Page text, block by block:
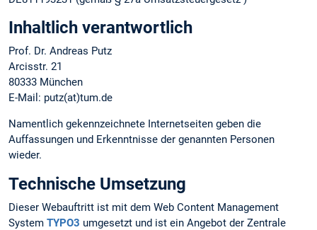
Inhaltlich verantwortlich
Prof. Dr. Andreas Putz
Arcisstr. 21
80333 München
E-Mail: putz(at)tum.de
Namentlich gekennzeichnete Internetseiten geben die
Auffassungen und Erkenntnisse der genannten Personen
wieder.
Technische Umsetzung
Dieser Webauftritt ist mit dem Web Content Management
System TYPO3 umgesetzt und ist ein Angebot der Zentrale